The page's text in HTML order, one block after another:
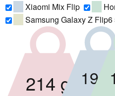
Xiaomi Mix Flip
Samsung Galaxy Z Flip6
214 g 192